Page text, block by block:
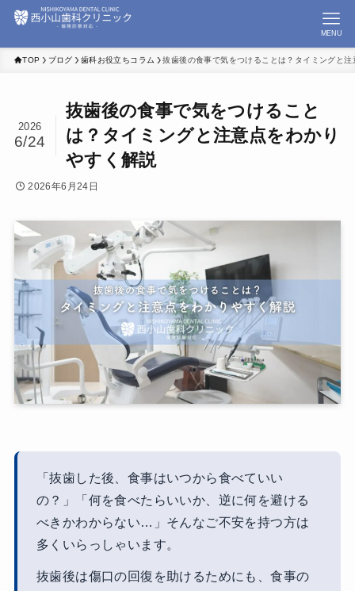
MENU
TOP ブログ 歯科お役立ちコラム 抜歯後の食事で気をつけることは？タイミングと
抜歯後の食事で気をつけること
は？タイミングと注意点をわかり
やすく解説
2026
6/24
2026年6月24日
「抜歯した後、食事はいつから食べていい
の？」「何を食べたらいいか、逆に何を避ける
べきかわからない…」そんなご不安を持つ方は
多くいらっしゃいます。
抜歯後は傷口の回復を助けるためにも、食事の